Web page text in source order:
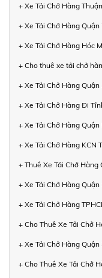
+ Xe Tải Chở Hàng
+ Xe Tải Chở Hàng
+ Xe Tải Chở Hàng Hóc
+ Cho thuê xe tải chở
+ Xe Tải Chở Hàng
+ Xe Tải Chở Hàng Đi
+ Xe Tải Chở Hàng
+ Xe Tải Chở Hàng KCN
+ Thuê Xe Tải Chở Hàng
+ Xe Tải Chở Hàng
+ Xe Tải Chở Hàng
+ Cho Thuê Xe Tải Chở
+ Xe Tải Chở Hàng
+ Cho Thuê Xe Tải Chở